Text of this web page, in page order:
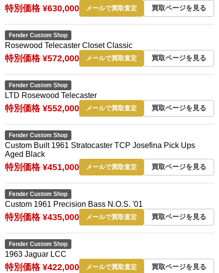
特別価格 ¥630,000 メールで買取査定 買取ページを見る
Fender Custom Shop
Rosewood Telecaster Closet Classic
特別価格 ¥572,000 メールで買取査定 買取ページを見る
Fender Custom Shop
LTD Rosewood Telecaster
特別価格 ¥552,000 メールで買取査定 買取ページを見る
Fender Custom Shop
Custom Built 1961 Stratocaster TCP Josefina Pick Ups
Aged Black
特別価格 ¥451,000 メールで買取査定 買取ページを見る
Fender Custom Shop
Custom 1961 Precision Bass N.O.S. '01
特別価格 ¥435,000 メールで買取査定 買取ページを見る
Fender Custom Shop
1963 Jaguar LCC
特別価格 ¥422,000 メールで買取査定 買取ページを見る